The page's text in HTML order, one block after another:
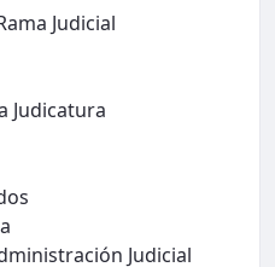
Judicial
Judicatura
Judicial